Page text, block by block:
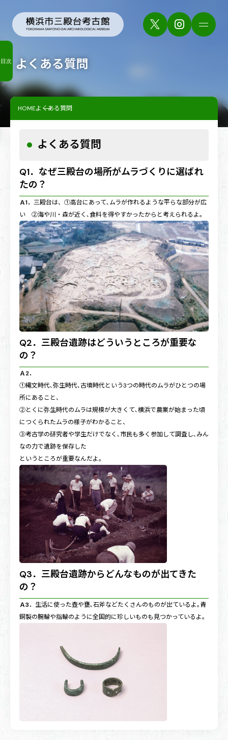
よくある質問
HOMEよくある質問
よくある質問
Q1．なぜ三殿台の場所がムラづくりに選ばれ
たの？
Ａ1． 三殿台は、①高台にあって､ムラが作れるような平らな部分が広
い ②海や川・森が近く､食料を得やすかったからと考えられるよ。
Q2．三殿台遺跡はどういうところが重要な
の？
Ａ2．
①縄文時代､弥生時代､古墳時代という3つの時代のムラがひとつの場
所にあること、
②とくに弥生時代のムラは規模が大きくて､横浜で農業が始まった頃
につくられたムラの様子がわかること、
③考古学の研究者や学生だけでなく､市民も多く参加して調査し､みん
なの力で遺跡を保存した
というところが重要なんだよ。
Q3．三殿台遺跡からどんなものが出てきた
の？
Ａ3． 生活に使った壺や甕､石斧などたくさんのものが出ているよ｡青
銅製の腕輪や指輪のように全国的に珍しいものも見つかっているよ｡
目次